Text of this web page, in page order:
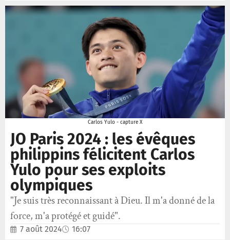
Carlos Yulo - capture X
JO Paris 2024 : les évêques
philippins félicitent Carlos
Yulo pour ses exploits
olympiques
"Je suis très reconnaissant à Dieu. Il m'a donné de la
force, m'a protégé et guidé".
7 août 2024 16:07